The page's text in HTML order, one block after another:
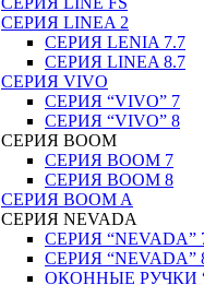
СЕРИЯ LINEA 2
СЕРИЯ LENIA 7.7
СЕРИЯ LINEA 8.7
СЕРИЯ VIVO
СЕРИЯ “VIVO” 7
СЕРИЯ “VIVO” 8
СЕРИЯ ВOOM
СЕРИЯ ВOOM 7
СЕРИЯ ВOOM 8
СЕРИЯ ВOOM A
СЕРИЯ NEVADA
СЕРИЯ “NEVADA”
СЕРИЯ “NEVADA”
ОКОННЫЕ РУЧКИ